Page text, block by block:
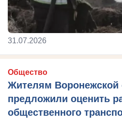
31.07.2026
Общество
Жителям Воронежской
предложили оценить
общественного